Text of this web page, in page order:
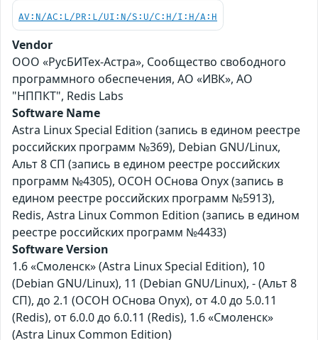
AV:N/AC:L/PR:L/UI:N/S:U/C:H/I:H/A:H
Vendor
ООО «РусБИТех-Астра», Сообщество свободного
программного обеспечения, АО «ИВК», АО
"НППКТ", Redis Labs
Software Name
Astra Linux Special Edition (запись в едином реестре
российских программ №369), Debian GNU/Linux,
Альт 8 СП (запись в едином реестре российских
программ №4305), ОСОН ОСнова Оnyx (запись в
едином реестре российских программ №5913),
Redis, Astra Linux Common Edition (запись в едином
реестре российских программ №4433)
Software Version
1.6 «Смоленск» (Astra Linux Special Edition), 10
(Debian GNU/Linux), 11 (Debian GNU/Linux), - (Альт 8
СП), до 2.1 (ОСОН ОСнова Оnyx), от 4.0 до 5.0.11
(Redis), от 6.0.0 до 6.0.11 (Redis), 1.6 «Смоленск»
(Astra Linux Common Edition)